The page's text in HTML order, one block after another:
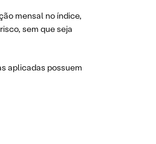
mensal no índice,
sem que seja
aplicadas possuem